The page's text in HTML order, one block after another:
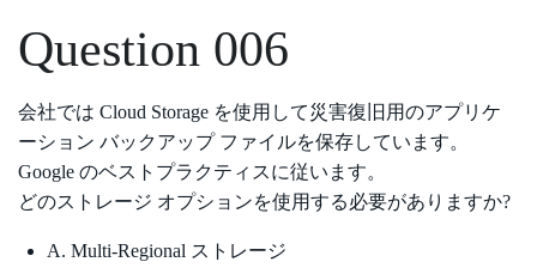
Question 006
会社では Cloud Storage を使用して災害復旧用のアプリケ
ーション バックアップ ファイルを保存しています。
Google のベストプラクティスに従います。
どのストレージ オプションを使用する必要がありますか?
A. Multi-Regional ストレージ